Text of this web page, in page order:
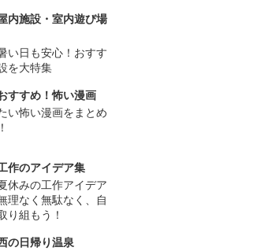
内施設・室内遊び場
い日も安心！おすす
を大特集
すすめ！怖い漫画
い怖い漫画をまとめ
作のアイデア集
休みの工作アイデア
理なく無駄なく、自
り組もう！
の日帰り温泉